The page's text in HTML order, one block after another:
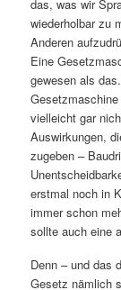
das, was wir
wiederholbar zu
Anderen
Eine
gewesen als
vielleicht gar
Auswirkungen,
zugeben –
erstmal noch in
immer schon
sollte auch eine
Denn – und das
Gesetz nämlich